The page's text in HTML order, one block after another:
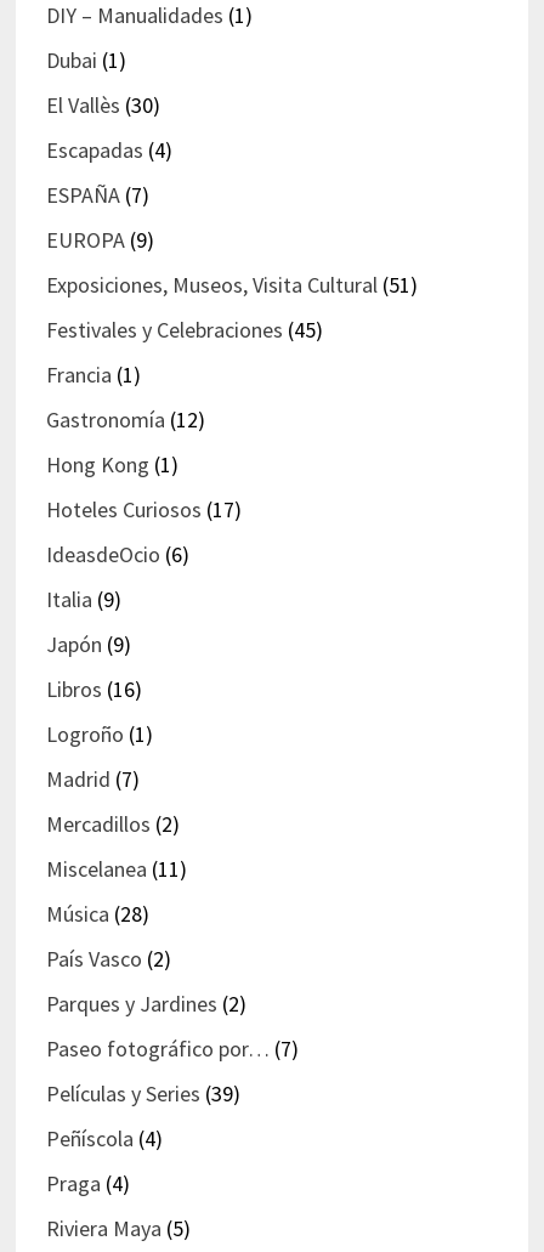
DIY – Manualidades (1)
Dubai (1)
El Vallès (30)
Escapadas (4)
ESPAÑA(7)
EUROPA(9)
Exposiciones, Museos, Visita Cultural(51)
Festivales y Celebraciones (45)
Francia (1)
Gastronomía (12)
Hong Kong (1)
Hoteles Curiosos (17)
IdeasdeOcio (6)
Italia (9)
Japón (9)
Libros (16)
Logroño (1)
Madrid (7)
Mercadillos (2)
Miscelanea (11)
Música (28)
País Vasco (2)
Parques y Jardines (2)
Paseo fotográfico por… (7)
Películas y Series (39)
Peñíscola (4)
Praga (4)
Riviera Maya (5)